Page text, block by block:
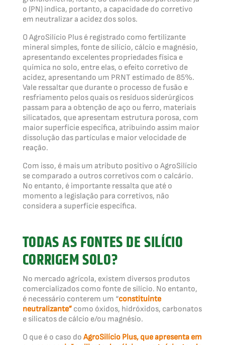
o (PN) indica, portanto, a capacidade do corretivo
em neutralizar a acidez dos solos.
O AgroSilício Plus é registrado como fertilizante
mineral simples, fonte de silício, cálcio e magnésio,
apresentando excelentes propriedades física e
química no solo, entre elas, o efeito corretivo de
acidez, apresentando um PRNT estimado de 85%.
Vale ressaltar que durante o processo de fusão e
resfriamento pelos quais os resíduos siderúrgicos
passam para a obtenção de aço ou ferro, materiais
silicatados, que apresentam estrutura porosa, com
maior superfície específica, atribuindo assim maior
dissolução das partículas e maior velocidade de
reação.
Com isso, é mais um atributo positivo o AgroSilício
se comparado a outros corretivos com o calcário.
No entanto, é importante ressalta que até o
momento a legislação para corretivos, não
considera a superfície específica.
TODAS AS FONTES DE SILÍCIO
CORRIGEM SOLO?
No mercado agrícola, existem diversos produtos
comercializados como fonte de silício. No entanto,
é necessário conterem um “constituinte
neutralizante”como óxidos, hidróxidos, carbonatos
e silicatos de cálcio e/ou magnésio.
O que é o caso do AgroSilício Plus, que apresenta em